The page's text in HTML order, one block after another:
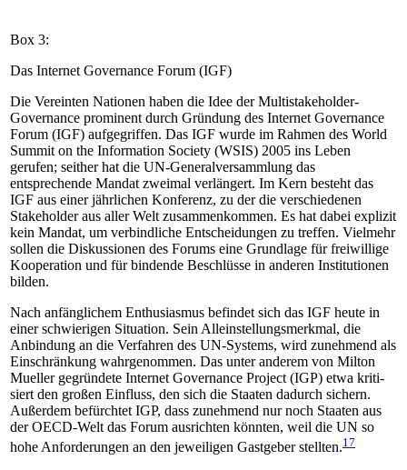
Box 3:
Das Internet Governance Forum (IGF)
Die Vereinten Nationen haben die Idee der Multistakeholder-
Governance prominent durch Gründung des Internet Governance
Forum (IGF) aufgegriffen. Das IGF wurde im Rahmen des World
Summit on the Information Society (WSIS) 2005 ins Leben
gerufen; seither hat die UN-Generalversammlung das
entsprechende Mandat zweimal verlängert. Im Kern besteht das
IGF aus einer jährlichen Konferenz, zu der die verschiedenen
Stakeholder aus aller Welt zusammenkommen. Es hat dabei explizit
kein Man­dat, um verbindliche Entscheidungen zu treffen. Viel­mehr
sollen die Diskussionen des Forums eine Grundlage für freiwillige
Kooperation und für bindende Beschlüsse in anderen Institutionen
bilden.
Nach anfänglichem Enthusiasmus befindet sich das IGF heute in
einer schwierigen Situation. Sein Allein­stellungsmerkmal, die
Anbindung an die Verfahren des UN-Systems, wird zunehmend als
Einschränkung wahr­genommen. Das unter anderem von Milton
Mueller gegründete Internet Governance Project (IGP) etwa kriti­
siert den großen Einfluss, den sich die Staaten dadurch sichern.
Außerdem befürchtet IGP, dass zunehmend nur noch Staaten aus
der OECD-Welt das Forum ausrichten könnten, weil die UN so
hohe Anforderungen an den jeweiligen Gastgeber stellten.17